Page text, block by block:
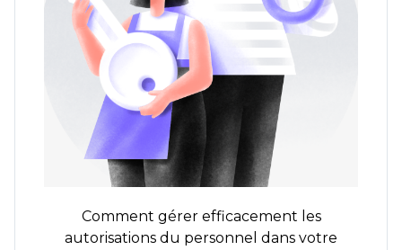
Comment gérer efficacement les
autorisations du personnel dans votre